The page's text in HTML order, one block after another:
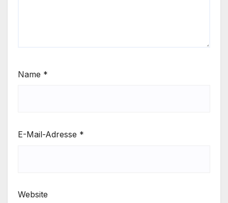
Name *
E-Mail-Adresse *
Website